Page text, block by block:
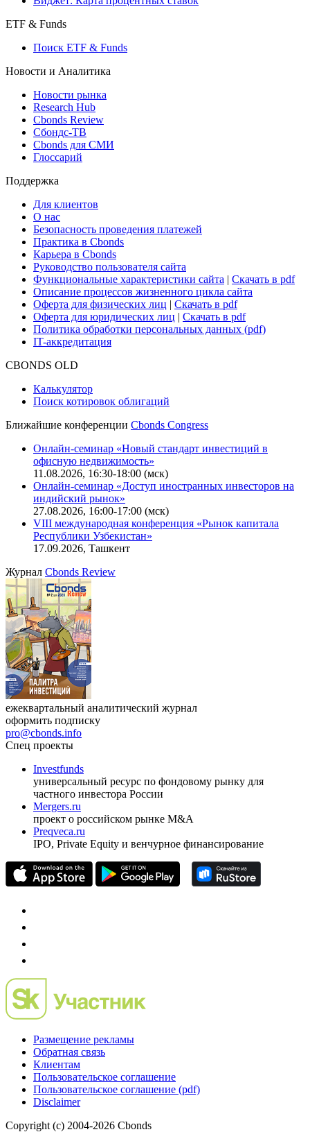
ETF & Funds
Поиск ETF & Funds
Новости и Аналитика
Новости рынка
Research Hub
Cbonds Review
Сбондс-ТВ
Cbonds для СМИ
Глоссарий
Поддержка
Для клиентов
О нас
Безопасность проведения платежей
Практика в Cbonds
Карьера в Cbonds
Руководство пользователя сайта
Функциональные характеристики сайта | Скачать в pdf
Описание процессов жизненного цикла сайта
Оферта для физических лиц | Скачать в pdf
Оферта для юридических лиц | Скачать в pdf
Политика обработки персональных данных (pdf)
IT-аккредитация
CBONDS OLD
Калькулятор
Поиск котировок облигаций
Ближайшие конференции Cbonds Congress
Онлайн-семинар «Новый стандарт инвестиций в
офисную недвижимость»
11.08.2026, 16:30-18:00 (мск)
Онлайн-семинар «Доступ иностранных инвесторов на
индийский рынок»
27.08.2026, 16:00-17:00 (мск)
VIII международная конференция «Рынок капитала
Республики Узбекистан»
17.09.2026, Ташкент
Журнал Cbonds Review
ежеквартальный аналитический журнал
оформить подписку
pro@cbonds.info
Спец проекты
Investfunds
универсальный ресурс по фондовому рынку для
частного инвестора России
Mergers.ru
проект о российском рынке M&A
Preqveca.ru
IPO, Private Equity и венчурное финансирование
Размещение рекламы
Обратная связь
Клиентам
Пользовательское соглашение
Пользовательское соглашение (pdf)
Disclaimer
Copyright (c) 2004-2026 Cbonds